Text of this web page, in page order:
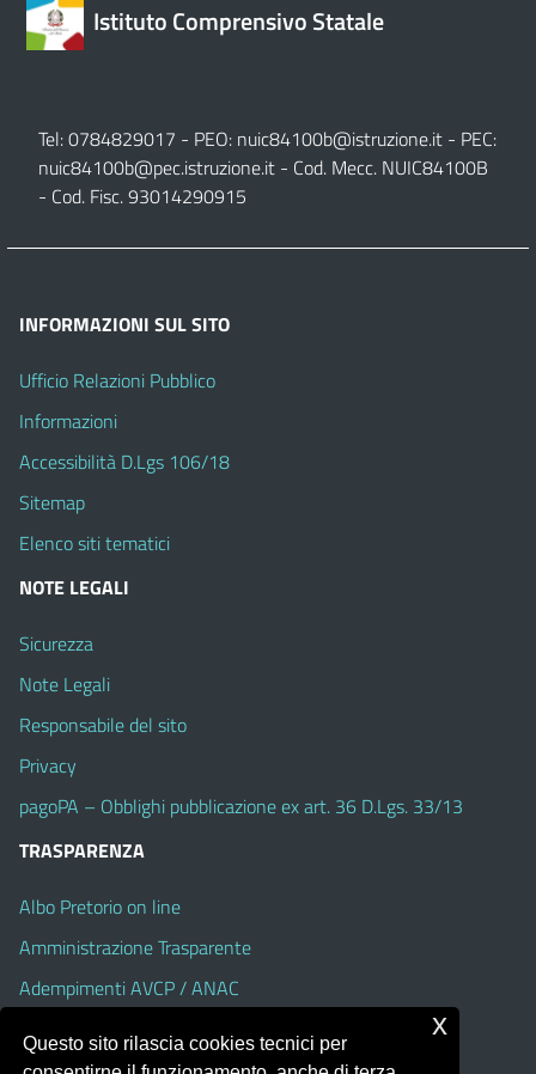
Istituto Comprensivo Statale
Tel: 0784829017 - PEO: nuic84100b@istruzione.it - PEC:
nuic84100b@pec.istruzione.it - Cod. Mecc. NUIC84100B
- Cod. Fisc. 93014290915
INFORMAZIONI SUL SITO
Ufficio Relazioni Pubblico
Informazioni
Accessibilità D.Lgs 106/18
Sitemap
Elenco siti tematici
NOTE LEGALI
Sicurezza
Note Legali
Responsabile del sito
Privacy
pagoPA – Obblighi pubblicazione ex art. 36 D.Lgs. 33/13
TRASPARENZA
Albo Pretorio on line
Amministrazione Trasparente
Adempimenti AVCP / ANAC
Accesso Civico
Questo sito rilascia cookies tecnici per
x